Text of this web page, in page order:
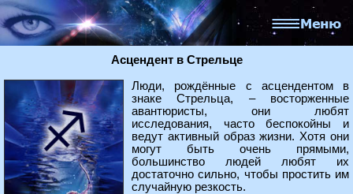
Асцендент в Стрельце
Люди, рождённые с асцендентом в
знаке Стрельца, – восторженные
авантюристы, они любят
исследования, часто беспокойны и
ведут активный образ жизни. Хотя они
могут быть очень прямыми,
большинство людей любят их
достаточно сильно, чтобы простить им
случайную резкость.